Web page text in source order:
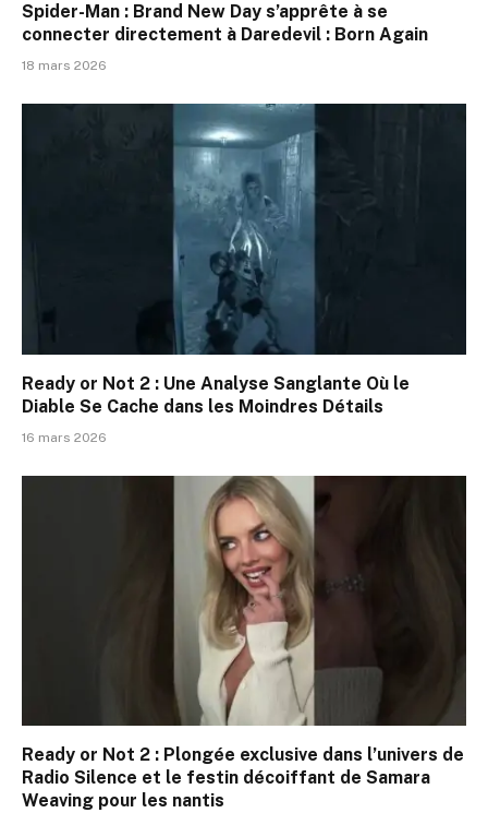
Spider-Man : Brand New Day s’apprête à se
connecter directement à Daredevil : Born Again
18 mars 2026
Ready or Not 2 : Une Analyse Sanglante Où le
Diable Se Cache dans les Moindres Détails
16 mars 2026
Ready or Not 2 : Plongée exclusive dans l’univers de
Radio Silence et le festin décoiffant de Samara
Weaving pour les nantis